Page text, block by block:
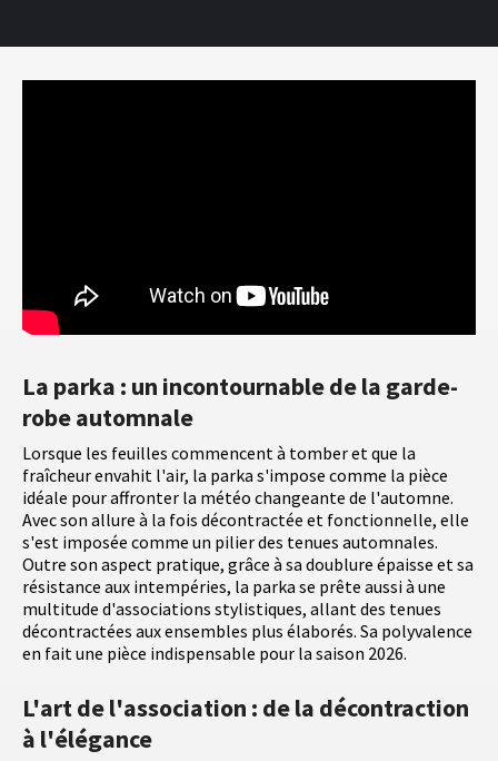
La parka : un incontournable de la garde-
robe automnale
Lorsque les feuilles commencent à tomber et que la
fraîcheur envahit l'air, la parka s'impose comme la pièce
idéale pour affronter la météo changeante de l'automne.
Avec son allure à la fois décontractée et fonctionnelle, elle
s'est imposée comme un pilier des tenues automnales.
Outre son aspect pratique, grâce à sa doublure épaisse et sa
résistance aux intempéries, la parka se prête aussi à une
multitude d'associations stylistiques, allant des tenues
décontractées aux ensembles plus élaborés. Sa polyvalence
en fait une pièce indispensable pour la saison 2026.
L'art de l'association : de la décontraction
à l'élégance